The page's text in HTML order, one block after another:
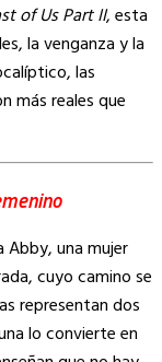
of Us Part II, esta
la venganza y la
las
más reales que
una mujer
cuyo camino se
representan dos
lo convierte en